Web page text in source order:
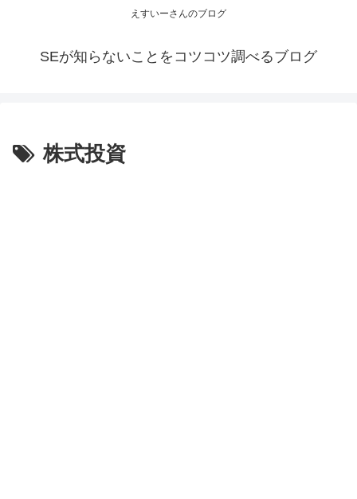
えすいーさんのブログ
SEが知らないことをコツコツ調べるブログ
株式投資